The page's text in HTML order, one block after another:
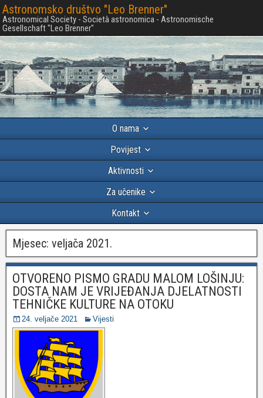
Astronomsko društvo "Leo Brenner"
Astronomical Society - Società astronomica - Astronomische
Gesellschaft "Leo Brenner"
O nama
Povijest
Aktivnosti
Za učenike
Kontakt
Mjesec: veljača 2021.
OTVORENO PISMO GRADU MALOM LOŠINJU:
DOSTA NAM JE VRIJEĐANJA DJELATNOSTI
TEHNIČKE KULTURE NA OTOKU
24. veljače 2021 Vijesti